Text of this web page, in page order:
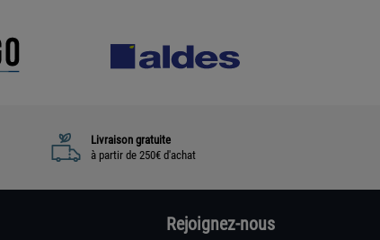
Livraison gratuite
à partir de 250€ d'achat
Rejoignez-nous